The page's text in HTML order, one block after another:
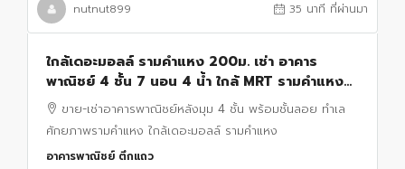
nutnut899 35 นาที ที่ผ่านมา
ใกล้เดอะมอลล์ รามคำแหง 200ม. เช่า อาคาร
พาณิชย์ 4 ชั้น 7 นอน 4 น้ำ ใกล้ MRT รามคำแหง
12 150 ม. 18ตร.ว. 248 ตร.ม.หลังมุม
ขาย-เช่าอาคารพาณิชย์หลังมุม 4 ชั้น พร้อมชั้นลอย ทำเล
ศักยภาพรามคำแหง ใกล้เดอะมอลล์ รามคำแหง
อาคารพาณิชย์ ตึกแถว